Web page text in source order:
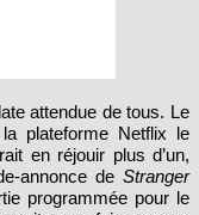
plateforme Netflix le
en réjouir plus d’un,
annonce deStranger
programmée pour le
nous faire passer